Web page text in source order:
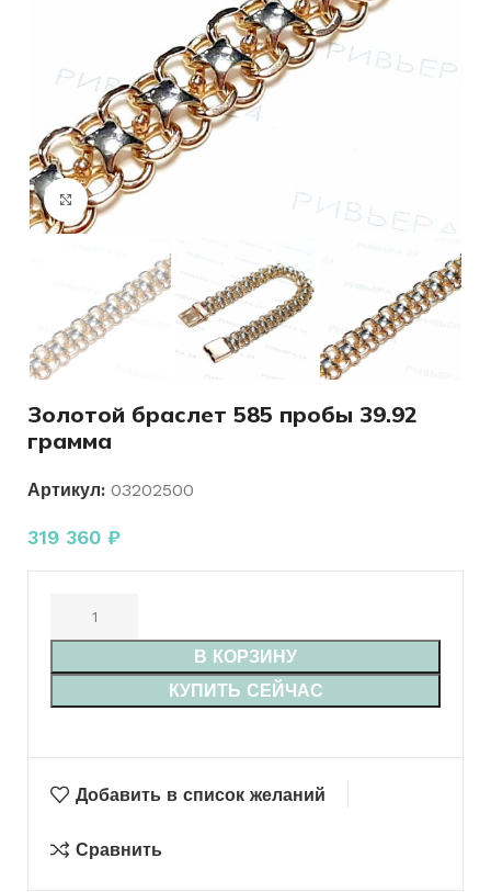
Нажмите, чтобы увеличить
Золотой браслет 585 пробы 39.92
грамма
Артикул: 03202500
319 360 ₽
В КОРЗИНУ
КУПИТЬ СЕЙЧАС
Добавить в список желаний
Сравнить